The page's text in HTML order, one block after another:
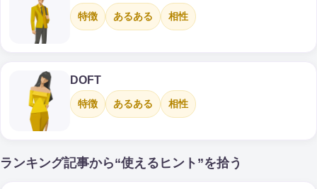
特徴 あるある 相性
DOFT
特徴 あるある 相性
ランキング記事から“使えるヒント”を拾う